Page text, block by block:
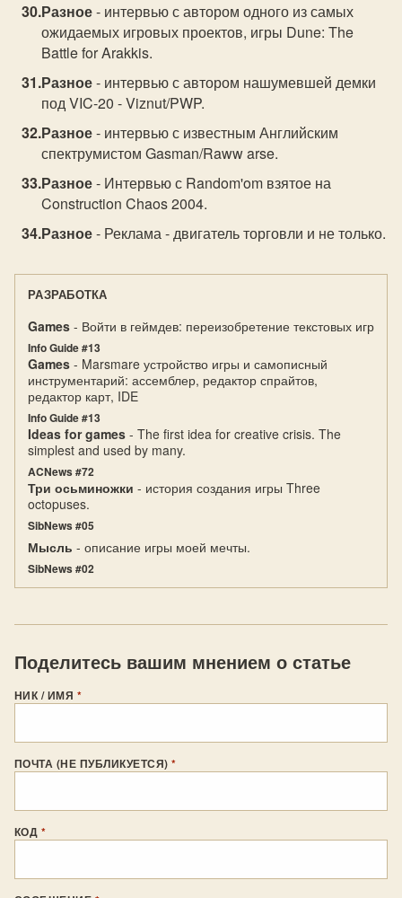
Разное- интервью с автором одного из самых
ожидаемых игровых проектов, игры Dune: The
Battle for Arakkis.
Разное- интервью с автором нашумевшей демки
под VIC-20 - Viznut/PWP.
Разное- интервью с известным Английским
спектрумистом Gasman/Raww arse.
Разное- Интервью с Random'om взятое на
Construction Chaos 2004.
Разное- Реклама - двигатель торговли и не только.
РАЗРАБОТКА
Games - Войти в геймдев: переизобретение текстовых игр
Info Guide #13
Games - Marsmare устройство игры и самописный
инструментарий: ассемблер, редактор спрайтов,
редактор карт, IDE
Info Guide #13
Ideas for games - The first idea for creative crisis. The
simplest and used by many.
ACNews #72
Три осьминожки - история создания игры Three
octopuses.
SibNews #05
Мысль - описание игры моей мечты.
SibNews #02
Поделитесь вашим мнением о статье
НИК / ИМЯ *
ПОЧТА (НЕ ПУБЛИКУЕТСЯ)*
КОД *